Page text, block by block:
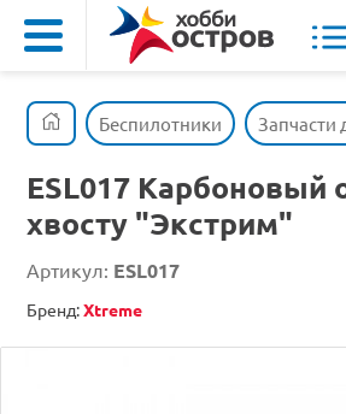
Беспилотники Запчасти
ESL017 Карбоновый
хвосту "Экстрим"
Артикул: ESL017
Бренд:Xtreme